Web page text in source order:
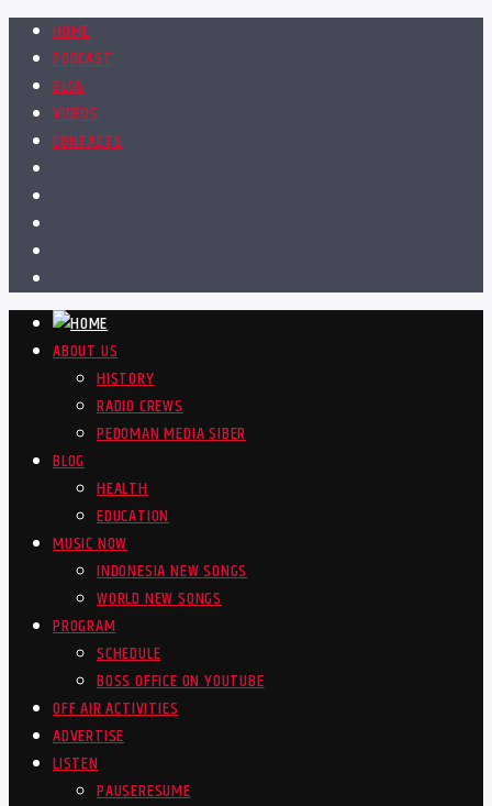
HOME
PODCAST
BLOG
VIDEOS
CONTACTS
ABOUT US
HISTORY
RADIO CREWS
PEDOMAN MEDIA SIBER
BLOG
HEALTH
EDUCATION
MUSIC NOW
INDONESIA NEW SONGS
WORLD NEW SONGS
PROGRAM
SCHEDULE
BOSS OFFICE ON YOUTUBE
OFF AIR ACTIVITIES
ADVERTISE
LISTEN
PAUSERESUME